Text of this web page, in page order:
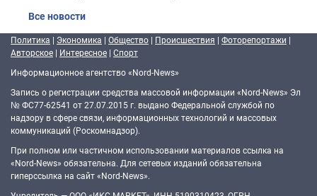
Все новости
Политика | Экономика | Общество | Происшествия | Фоторепортажи |
Авторское | Интересное | Спорт
Информационное агентство «Nord-News»
Запись о регистрации средства массовой информации «Nord-News» Эл
№ ФС77-62541 от 27.07.2015 г. выдано Федеральной службой по
надзору в сфере связи, информационных технологий и массовых
коммуникаций (Роскомнадзор).
При полном или частичном использовании материалов ссылка на
«Nord-News» обязательна. Для сетевых изданий обязательна
гиперссылка на сайт «Nord-News».